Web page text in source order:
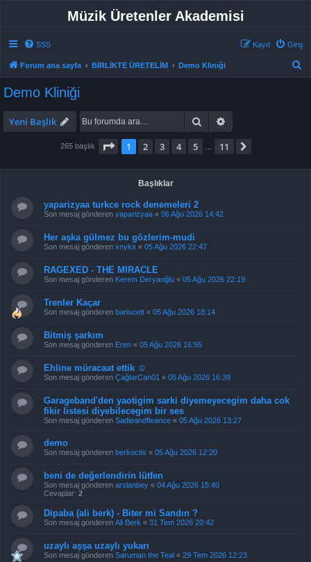
Müzik Üretenler Akademisi
SSS Giriş
Kayıt
Forum ana sayfa BİRLİKTE ÜRETELİM Demo Kliniği
Demo Kliniği
Yeni Başlık Ara
265 başlık . sayfa (Toplam 11 sayfa)
1 2 3 4 5 11
Başlıklar
yaparizyaa turkce rock denemeleri 2
Son mesaj gönderen yaparizyaa « 06 Ağu 2026 14:42
Her aşka gülmez bu gözlerim-mudi
Son mesaj gönderen xnyks « 05 Ağu 2026 22:47
RAGEXED - THE MIRACLE
Son mesaj gönderen Kerem Deryaoğlu « 05 Ağu 2026 22:19
Trenler Kaçar
Son mesaj gönderen bariscett « 05 Ağu 2026 18:14
Bitmiş şarkım
Son mesaj gönderen Eren « 05 Ağu 2026 16:55
Ehline müracaat ettik ☺️
Son mesaj gönderen ÇağlarCan01 « 05 Ağu 2026 16:39
Garageband'den yaotigim sarki diyemeyecegim daha cok
fikir listesi diyebilecegim bir ses
Son mesaj gönderen Sadieandfleance « 05 Ağu 2026 13:27
demo
Son mesaj gönderen berkoctis « 05 Ağu 2026 12:20
beni de değerlendirin lütfen
Son mesaj gönderen arslanbey « 04 Ağu 2026 15:40
Cevaplar: 2
Dipaba (ali berk) - Biter mi Sandın ?
Son mesaj gönderen Ali Berk « 31 Tem 2026 20:42
uzaylı aşşa uzaylı yukarı
Son mesaj gönderen Saruman the Teal « 29 Tem 2026 12:23